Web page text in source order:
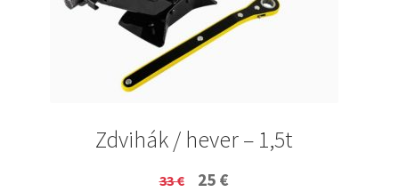
Zdvihák / hever – 1,5t
33€
Original
25 €